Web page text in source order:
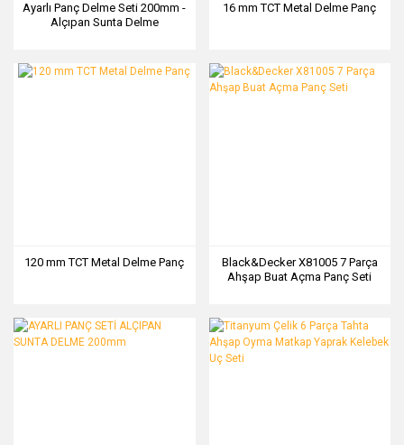
Ayarlı Panç Delme Seti 200mm -
Alçıpan Sunta Delme
16 mm TCT Metal Delme Panç
120 mm TCT Metal Delme Panç
Black&Decker X81005 7 Parça
Ahşap Buat Açma Panç Seti